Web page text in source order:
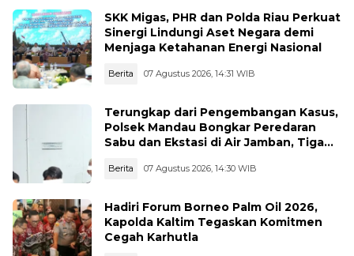
SKK Migas, PHR dan Polda Riau Perkuat
Sinergi Lindungi Aset Negara demi
Menjaga Ketahanan Energi Nasional
Berita 07 Agustus 2026, 14:31 WIB
Terungkap dari Pengembangan Kasus,
Polsek Mandau Bongkar Peredaran
Sabu dan Ekstasi di Air Jamban, Tiga
Berita 07 Agustus 2026, 14:30 WIB
Hadiri Forum Borneo Palm Oil 2026,
Kapolda Kaltim Tegaskan Komitmen
Cegah Karhutla